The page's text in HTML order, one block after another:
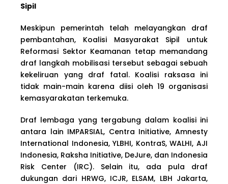
Sipil
Meskipun pemerintah telah melayangkan draf
pembantahan, Koalisi Masyarakat Sipil untuk
Reformasi Sektor Keamanan tetap memandang
draf langkah mobilisasi tersebut sebagai sebuah
kekeliruan yang draf fatal. Koalisi raksasa ini
tidak main-main karena diisi oleh 19 organisasi
kemasyarakatan terkemuka.
Draf lembaga yang tergabung dalam koalisi ini
antara lain IMPARSIAL, Centra Initiative, Amnesty
International Indonesia, YLBHI, KontraS, WALHI, AJI
Indonesia, Raksha Initiative, DeJure, dan Indonesia
Risk Center (IRC). Selain itu, ada pula draf
dukungan dari HRWG, ICJR, ELSAM, LBH Jakarta,